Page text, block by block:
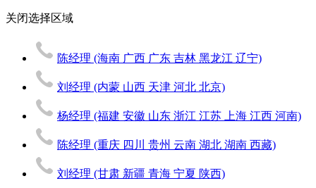
关闭选择区域
陈经理 (海南 广西 广东 吉林 黑龙江 辽宁)
刘经理 (内蒙 山西 天津 河北 北京)
杨经理 (福建 安徽 山东 浙江 江苏 上海 江西 河南)
陈经理 (重庆 四川 贵州 云南 湖北 湖南 西藏)
刘经理 (甘肃 新疆 青海 宁夏 陕西)